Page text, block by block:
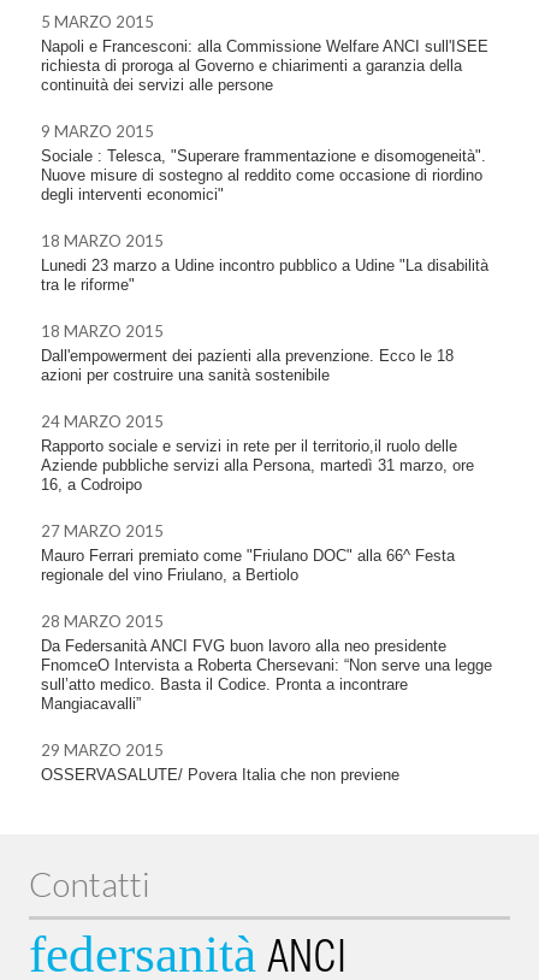
5 MARZO 2015
Napoli e Francesconi: alla Commissione Welfare ANCI sull'ISEE
richiesta di proroga al Governo e chiarimenti a garanzia della
continuità dei servizi alle persone
9 MARZO 2015
Sociale : Telesca, "Superare frammentazione e disomogeneità".
Nuove misure di sostegno al reddito come occasione di riordino
degli interventi economici"
18 MARZO 2015
Lunedi 23 marzo a Udine incontro pubblico a Udine "La disabilità
tra le riforme"
18 MARZO 2015
Dall'empowerment dei pazienti alla prevenzione. Ecco le 18
azioni per costruire una sanità sostenibile
24 MARZO 2015
Rapporto sociale e servizi in rete per il territorio,il ruolo delle
Aziende pubbliche servizi alla Persona, martedì 31 marzo, ore
16, a Codroipo
27 MARZO 2015
Mauro Ferrari premiato come "Friulano DOC" alla 66^ Festa
regionale del vino Friulano, a Bertiolo
28 MARZO 2015
Da Federsanità ANCI FVG buon lavoro alla neo presidente
FnomceO Intervista a Roberta Chersevani: “Non serve una legge
sull’atto medico. Basta il Codice. Pronta a incontrare
Mangiacavalli”
29 MARZO 2015
OSSERVASALUTE/ Povera Italia che non previene
Contatti
federsanità ANCI